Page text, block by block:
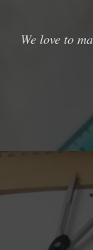
We love to